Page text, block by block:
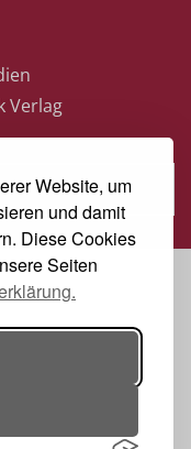
Website, um
und damit
Diese Cookies
Seiten
Verlag